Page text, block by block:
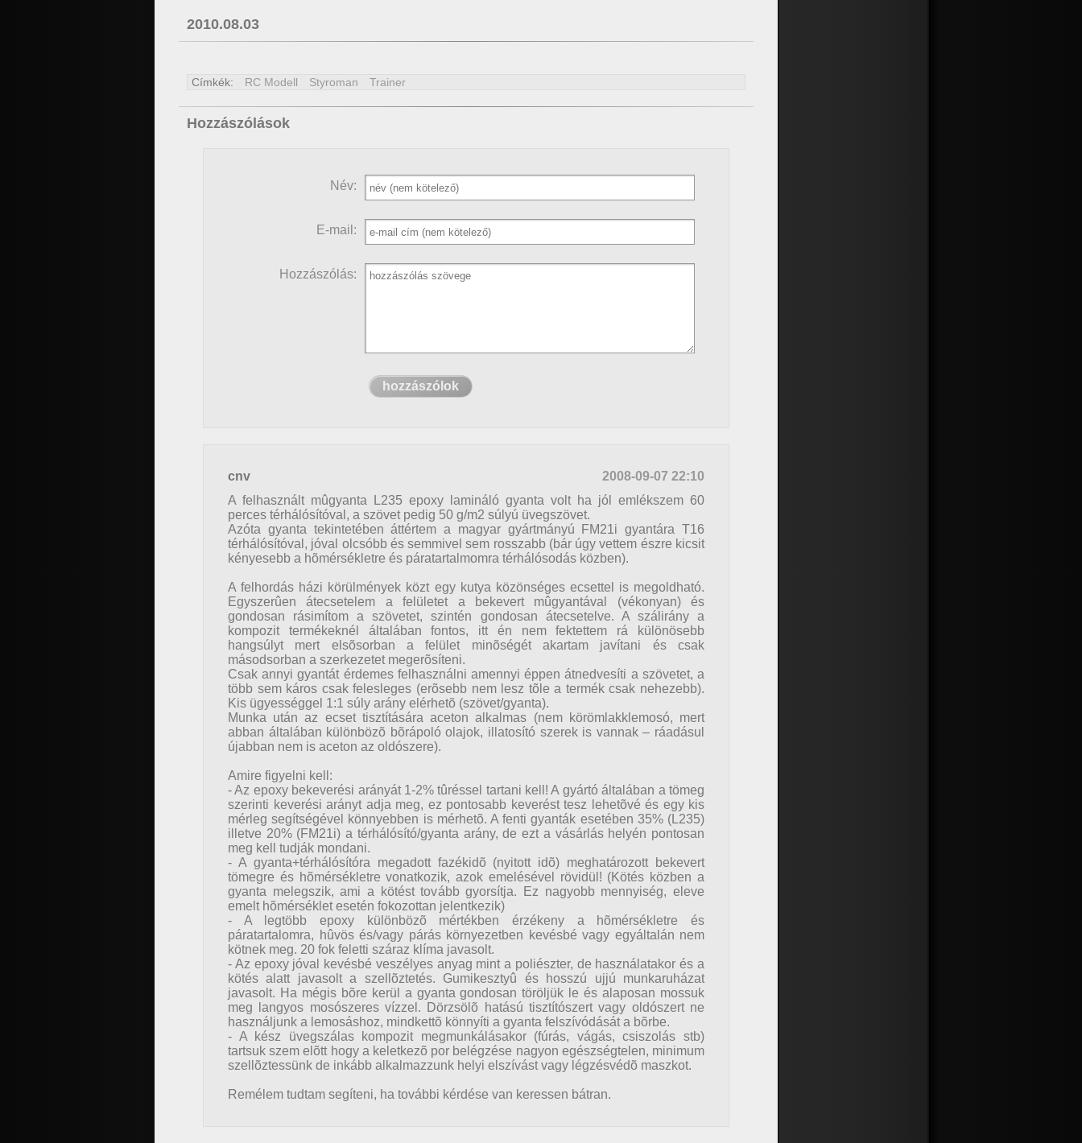
2010.08.03
Címkék: RC Modell Styroman Trainer
Hozzászólások
Név:
E-mail:
Hozzászólás:
cnv
2008-09-07 22:10
A felhasznált mûgyanta L235 epoxy lamináló gyanta volt ha jól emlékszem 60
perces térhálósítóval, a szövet pedig 50 g/m2 súlyú üvegszövet.
Azóta gyanta tekintetében áttértem a magyar gyártmányú FM21i gyantára T16
térhálósítóval, jóval olcsóbb és semmivel sem rosszabb (bár úgy vettem észre kicsit
kényesebb a hõmérsékletre és páratartalmomra térhálósodás közben).
A felhordás házi körülmények közt egy kutya közönséges ecsettel is megoldható.
Egyszerûen átecsetelem a felületet a bekevert mûgyantával (vékonyan) és
gondosan rásimítom a szövetet, szintén gondosan átecsetelve. A szálirány a
kompozit termékeknél általában fontos, itt én nem fektettem rá különösebb
hangsúlyt mert elsõsorban a felület minõségét akartam javítani és csak
másodsorban a szerkezetet megerõsíteni.
Csak annyi gyantát érdemes felhasználni amennyi éppen átnedvesíti a szövetet, a
több sem káros csak felesleges (erõsebb nem lesz tõle a termék csak nehezebb).
Kis ügyességgel 1:1 súly arány elérhetõ (szövet/gyanta).
Munka után az ecset tisztítására aceton alkalmas (nem körömlakklemosó, mert
abban általában különbözõ bõrápoló olajok, illatosító szerek is vannak – ráadásul
újabban nem is aceton az oldószere).
Amire figyelni kell:
- Az epoxy bekeverési arányát 1-2% tûréssel tartani kell! A gyártó általában a tömeg
szerinti keverési arányt adja meg, ez pontosabb keverést tesz lehetõvé és egy kis
mérleg segítségével könnyebben is mérhetõ. A fenti gyanták esetében 35% (L235)
illetve 20% (FM21i) a térhálósító/gyanta arány, de ezt a vásárlás helyén pontosan
meg kell tudják mondani.
- A gyanta+térhálósítóra megadott fazékidõ (nyitott idõ) meghatározott bekevert
tömegre és hõmérsékletre vonatkozik, azok emelésével rövidül! (Kötés közben a
gyanta melegszik, ami a kötést tovább gyorsítja. Ez nagyobb mennyiség, eleve
emelt hõmérséklet esetén fokozottan jelentkezik)
- A legtöbb epoxy különbözõ mértékben érzékeny a hõmérsékletre és
páratartalomra, hûvös és/vagy párás környezetben kevésbé vagy egyáltalán nem
kötnek meg. 20 fok feletti száraz klíma javasolt.
- Az epoxy jóval kevésbé veszélyes anyag mint a poliészter, de használatakor és a
kötés alatt javasolt a szellõztetés. Gumikesztyû és hosszú ujjú munkaruházat
javasolt. Ha mégis bõre kerül a gyanta gondosan töröljük le és alaposan mossuk
meg langyos mosószeres vízzel. Dörzsölõ hatású tisztítószert vagy oldószert ne
használjunk a lemosáshoz, mindkettõ könnyíti a gyanta felszívódását a bõrbe.
- A kész üvegszálas kompozit megmunkálásakor (fúrás, vágás, csiszolás stb)
tartsuk szem elõtt hogy a keletkezõ por belégzése nagyon egészségtelen, minimum
szellõztessünk de inkább alkalmazzunk helyi elszívást vagy légzésvédõ maszkot.
Remélem tudtam segíteni, ha további kérdése van keressen bátran.